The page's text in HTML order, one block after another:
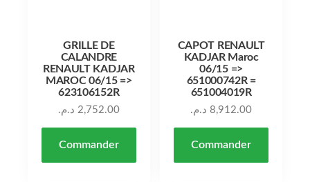
GRILLE DE
CALANDRE
RENAULT KADJAR
MAROC 06/15 =>
623106152R
2,752.00 د.م.
Commander
CAPOT RENAULT
KADJAR Maroc
06/15 =>
651000742R =
651004019R
8,912.00 د.م.
Commander